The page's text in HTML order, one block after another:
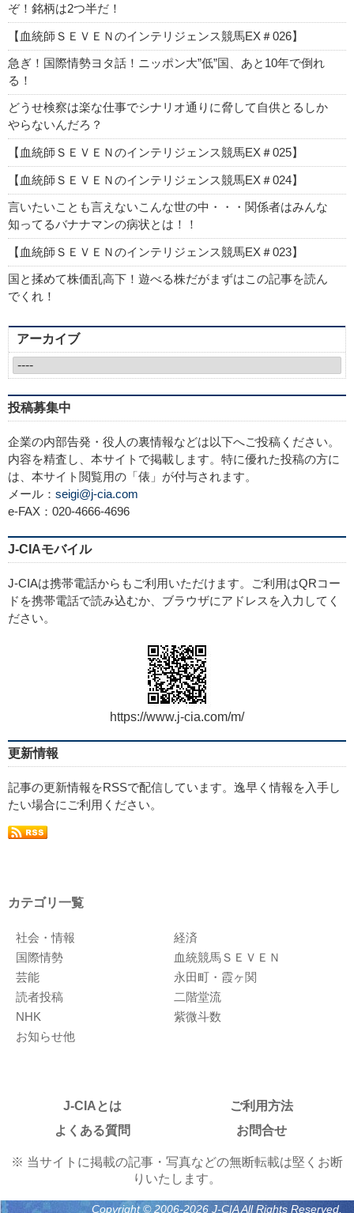
ぞ！銘柄は2つ半だ！
【血統師ＳＥＶＥＮのインテリジェンス競馬EX＃026】
急ぎ！国際情勢ヨタ話！ニッポン大”低”国、あと10年で倒れ
る！
どうせ検察は楽な仕事でシナリオ通りに脅して自供とるしか
やらないんだろ？
【血統師ＳＥＶＥＮのインテリジェンス競馬EX＃025】
【血統師ＳＥＶＥＮのインテリジェンス競馬EX＃024】
言いたいことも言えないこんな世の中・・・関係者はみんな
知ってるバナナマンの病状とは！！
【血統師ＳＥＶＥＮのインテリジェンス競馬EX＃023】
国と揉めて株価乱高下！遊べる株だがまずはこの記事を読ん
でくれ！
アーカイブ
投稿募集中
企業の内部告発・役人の裏情報などは以下へご投稿ください。
内容を精査し、本サイトで掲載します。特に優れた投稿の方に
は、本サイト閲覧用の「俵」が付与されます。
メール： seigi@j-cia.com
e-FAX：020-4666-4696
J-CIAモバイル
J-CIAは携帯電話からもご利用いただけます。ご利用はQRコー
ドを携帯電話で読み込むか、ブラウザにアドレスを入力してく
ださい。
https://www.j-cia.com/m/
更新情報
記事の更新情報をRSSで配信しています。逸早く情報を入手し
たい場合にご利用ください。
カテゴリ一覧
社会・情報
経済
国際情勢
血統競馬ＳＥＶＥＮ
芸能
永田町・霞ヶ関
読者投稿
二階堂流
NHK
紫微斗数
お知らせ他
J-CIAとは
ご利用方法
よくある質問
お問合せ
※ 当サイトに掲載の記事・写真などの無断転載は堅くお断
りいたします。
Copyright © 2006-2026 J-CIA All Rights Reserved.